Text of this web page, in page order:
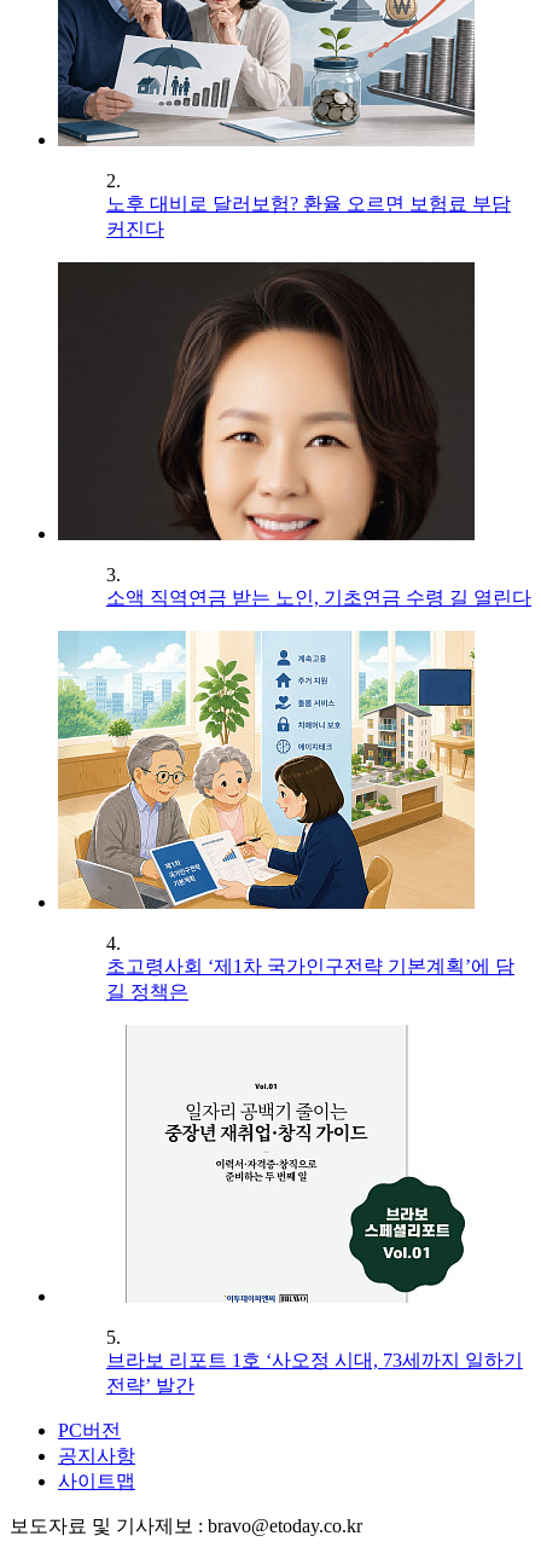
2.
노후 대비로 달러보험? 환율 오르면 보험료 부담
커진다
3.
소액 직역연금 받는 노인, 기초연금 수령 길 열린다
4.
초고령사회 ‘제1차 국가인구전략 기본계획’에 담
길 정책은
5.
브라보 리포트 1호 ‘사오정 시대, 73세까지 일하기
전략’ 발간
PC버전
공지사항
사이트맵
보도자료 및 기사제보 : bravo@etoday.co.kr